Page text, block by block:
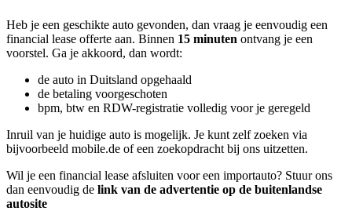
Heb je een geschikte auto gevonden, dan vraag je eenvoudig een
financial lease offerte aan. Binnen 15 minuten ontvang je een
voorstel. Ga je akkoord, dan wordt:
de auto in Duitsland opgehaald
de betaling voorgeschoten
bpm, btw en RDW-registratie volledig voor je geregeld
Inruil van je huidige auto is mogelijk. Je kunt zelf zoeken via
bijvoorbeeld mobile.de of een zoekopdracht bij ons uitzetten.
Wil je een financial lease afsluiten voor een importauto? Stuur ons
dan eenvoudig de link van de advertentie op de buitenlandse
autosite